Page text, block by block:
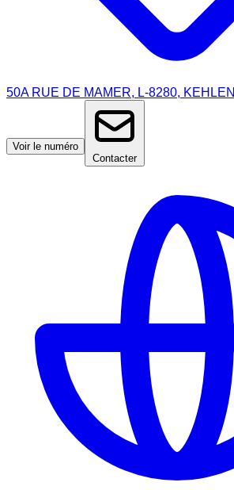
50A RUE DE MAMER, L-8280, KEHLEN
Voir le numéro
Contacter